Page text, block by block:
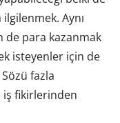
Aynı
de para kazanmak
isteyenler için de
fazla
iş fikirlerinden